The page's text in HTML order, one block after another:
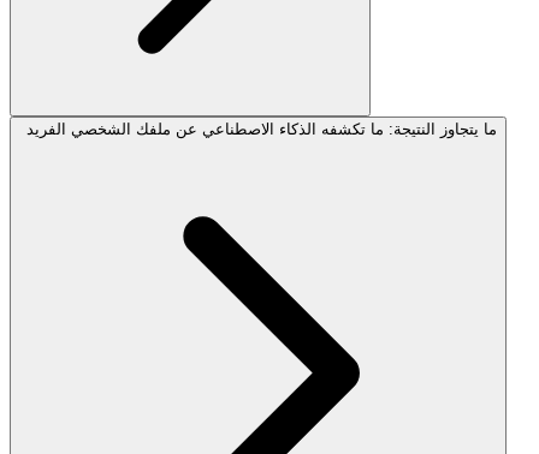
ما يتجاوز النتيجة: ما تكشفه الذكاء الاصطناعي عن ملفك الشخصي الفريد